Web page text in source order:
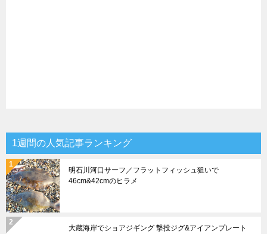
1週間の人気記事ランキング
明石川河口サーフ／フラットフィッシュ狙いで
46cm&42cmのヒラメ
大蔵海岸でショアジギング 撃投ジグ&アイアンプレート